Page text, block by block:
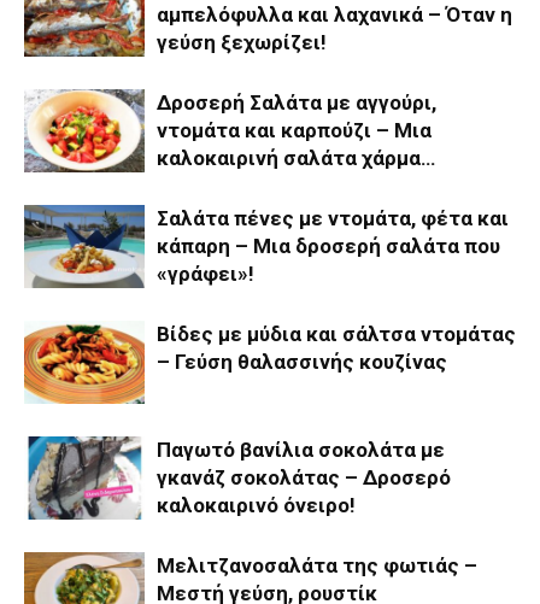
αμπελόφυλλα και λαχανικά – Όταν η
γεύση ξεχωρίζει!
Δροσερή Σαλάτα με αγγούρι,
ντομάτα και καρπούζι – Μια
καλοκαιρινή σαλάτα χάρμα…
Σαλάτα πένες με ντομάτα, φέτα και
κάπαρη – Μια δροσερή σαλάτα που
«γράφει»!
Βίδες με μύδια και σάλτσα ντομάτας
– Γεύση θαλασσινής κουζίνας
Παγωτό βανίλια σοκολάτα με
γκανάζ σοκολάτας – Δροσερό
καλοκαιρινό όνειρο!
Μελιτζανοσαλάτα της φωτιάς –
Μεστή γεύση, ρουστίκ